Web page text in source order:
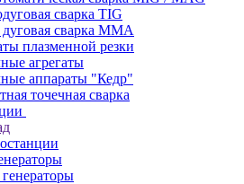
сварка TIG
дуговая сварка ММА
плазменной резки
агрегаты
аппараты "Кедр"
точечная сварка